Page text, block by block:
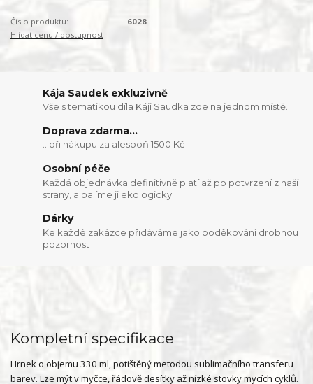
Číslo produktu:
6028
Hlídat cenu / dostupnost
Kája Saudek exkluzivně
Vše s tematikou díla Káji Saudka zde na jednom místě.
Doprava zdarma...
...při nákupu za alespoň 1500 Kč
Osobní péče
Každá objednávka definitivně platí až po potvrzení z naší
strany, a balíme ji ekologicky.
Dárky
Ke každé zakázce přidáváme jako poděkování drobnou
pozornost
Kompletní specifikace
Hrnek o objemu 330 ml, potištěný metodou sublimačního transferu
barev. Lze mýt v myčce, řádově desítky až nízké stovky mycích cyklů.